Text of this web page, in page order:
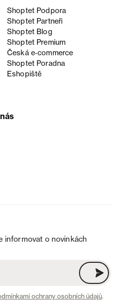
Shoptet Podpora
Shoptet Partneři
Shoptet Blog
Shoptet Premium
Česká e‑commerce
Shoptet Poradna
Eshopiště
informovat o novinkách
ochrany osobních údajů.